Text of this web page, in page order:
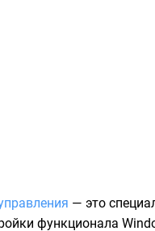
— это
функционала